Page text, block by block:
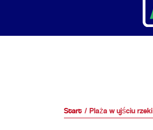
Start Plaża w ujściu rzeki